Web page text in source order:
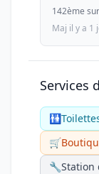
142ème
Maj il y a 1
Services
🚻
🛒
🔧Station